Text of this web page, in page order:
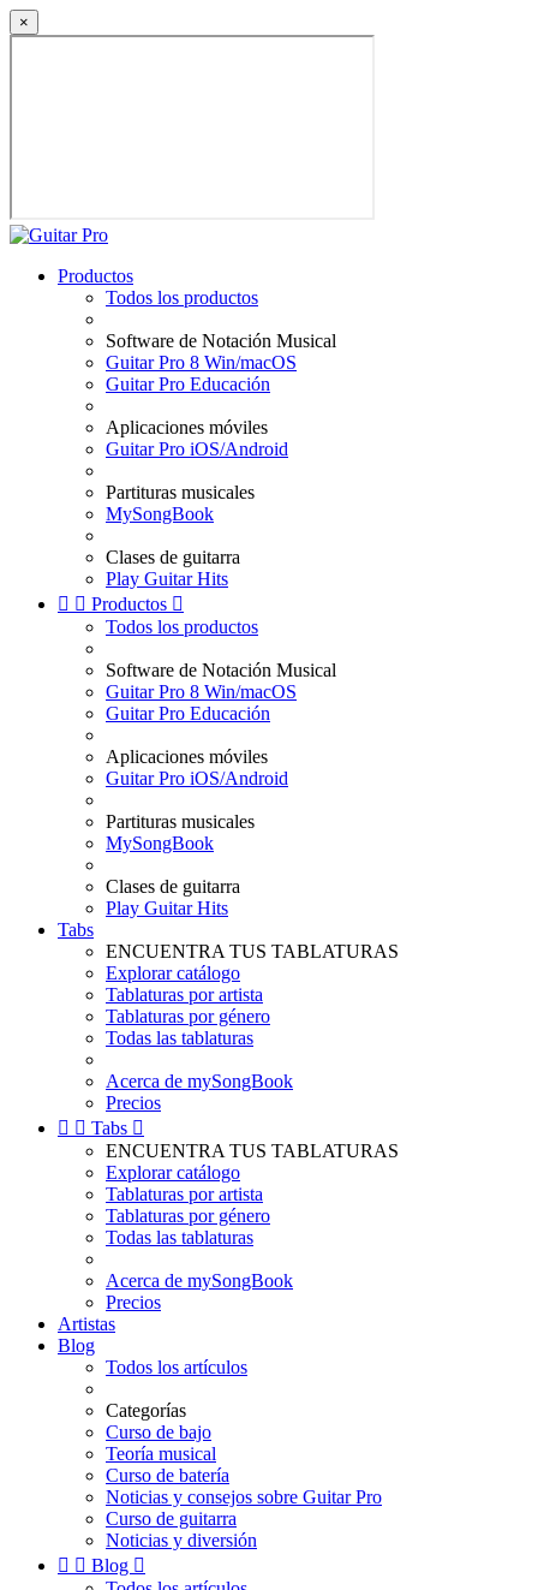
×
Productos
Todos los productos
Software de Notación Musical
Guitar Pro 8 Win/macOS
Guitar Pro Educación
Aplicaciones móviles
Guitar Pro iOS/Android
Partituras musicales
MySongBook
Clases de guitarra
Play Guitar Hits
  Productos 
Todos los productos
Software de Notación Musical
Guitar Pro 8 Win/macOS
Guitar Pro Educación
Aplicaciones móviles
Guitar Pro iOS/Android
Partituras musicales
MySongBook
Clases de guitarra
Play Guitar Hits
Tabs
ENCUENTRA TUS TABLATURAS
Explorar catálogo
Tablaturas por artista
Tablaturas por género
Todas las tablaturas
Acerca de mySongBook
Precios
  Tabs 
ENCUENTRA TUS TABLATURAS
Explorar catálogo
Tablaturas por artista
Tablaturas por género
Todas las tablaturas
Acerca de mySongBook
Precios
Artistas
Blog
Todos los artículos
Categorías
Curso de bajo
Teoría musical
Curso de batería
Noticias y consejos sobre Guitar Pro
Curso de guitarra
Noticias y diversión
  Blog 